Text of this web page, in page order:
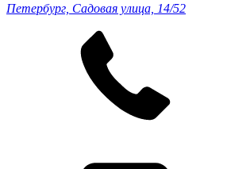
Петербург, Садовая улица, 14/52